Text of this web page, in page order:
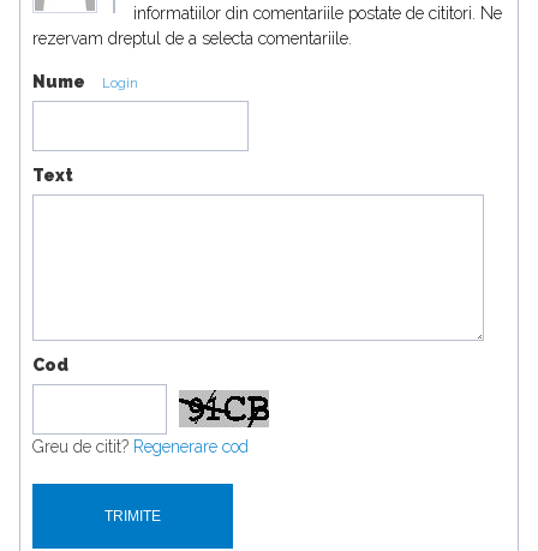
informatiilor din comentariile postate de cititori. Ne
rezervam dreptul de a selecta comentariile.
Nume Login
Text
Cod
Greu de citit? Regenerare cod